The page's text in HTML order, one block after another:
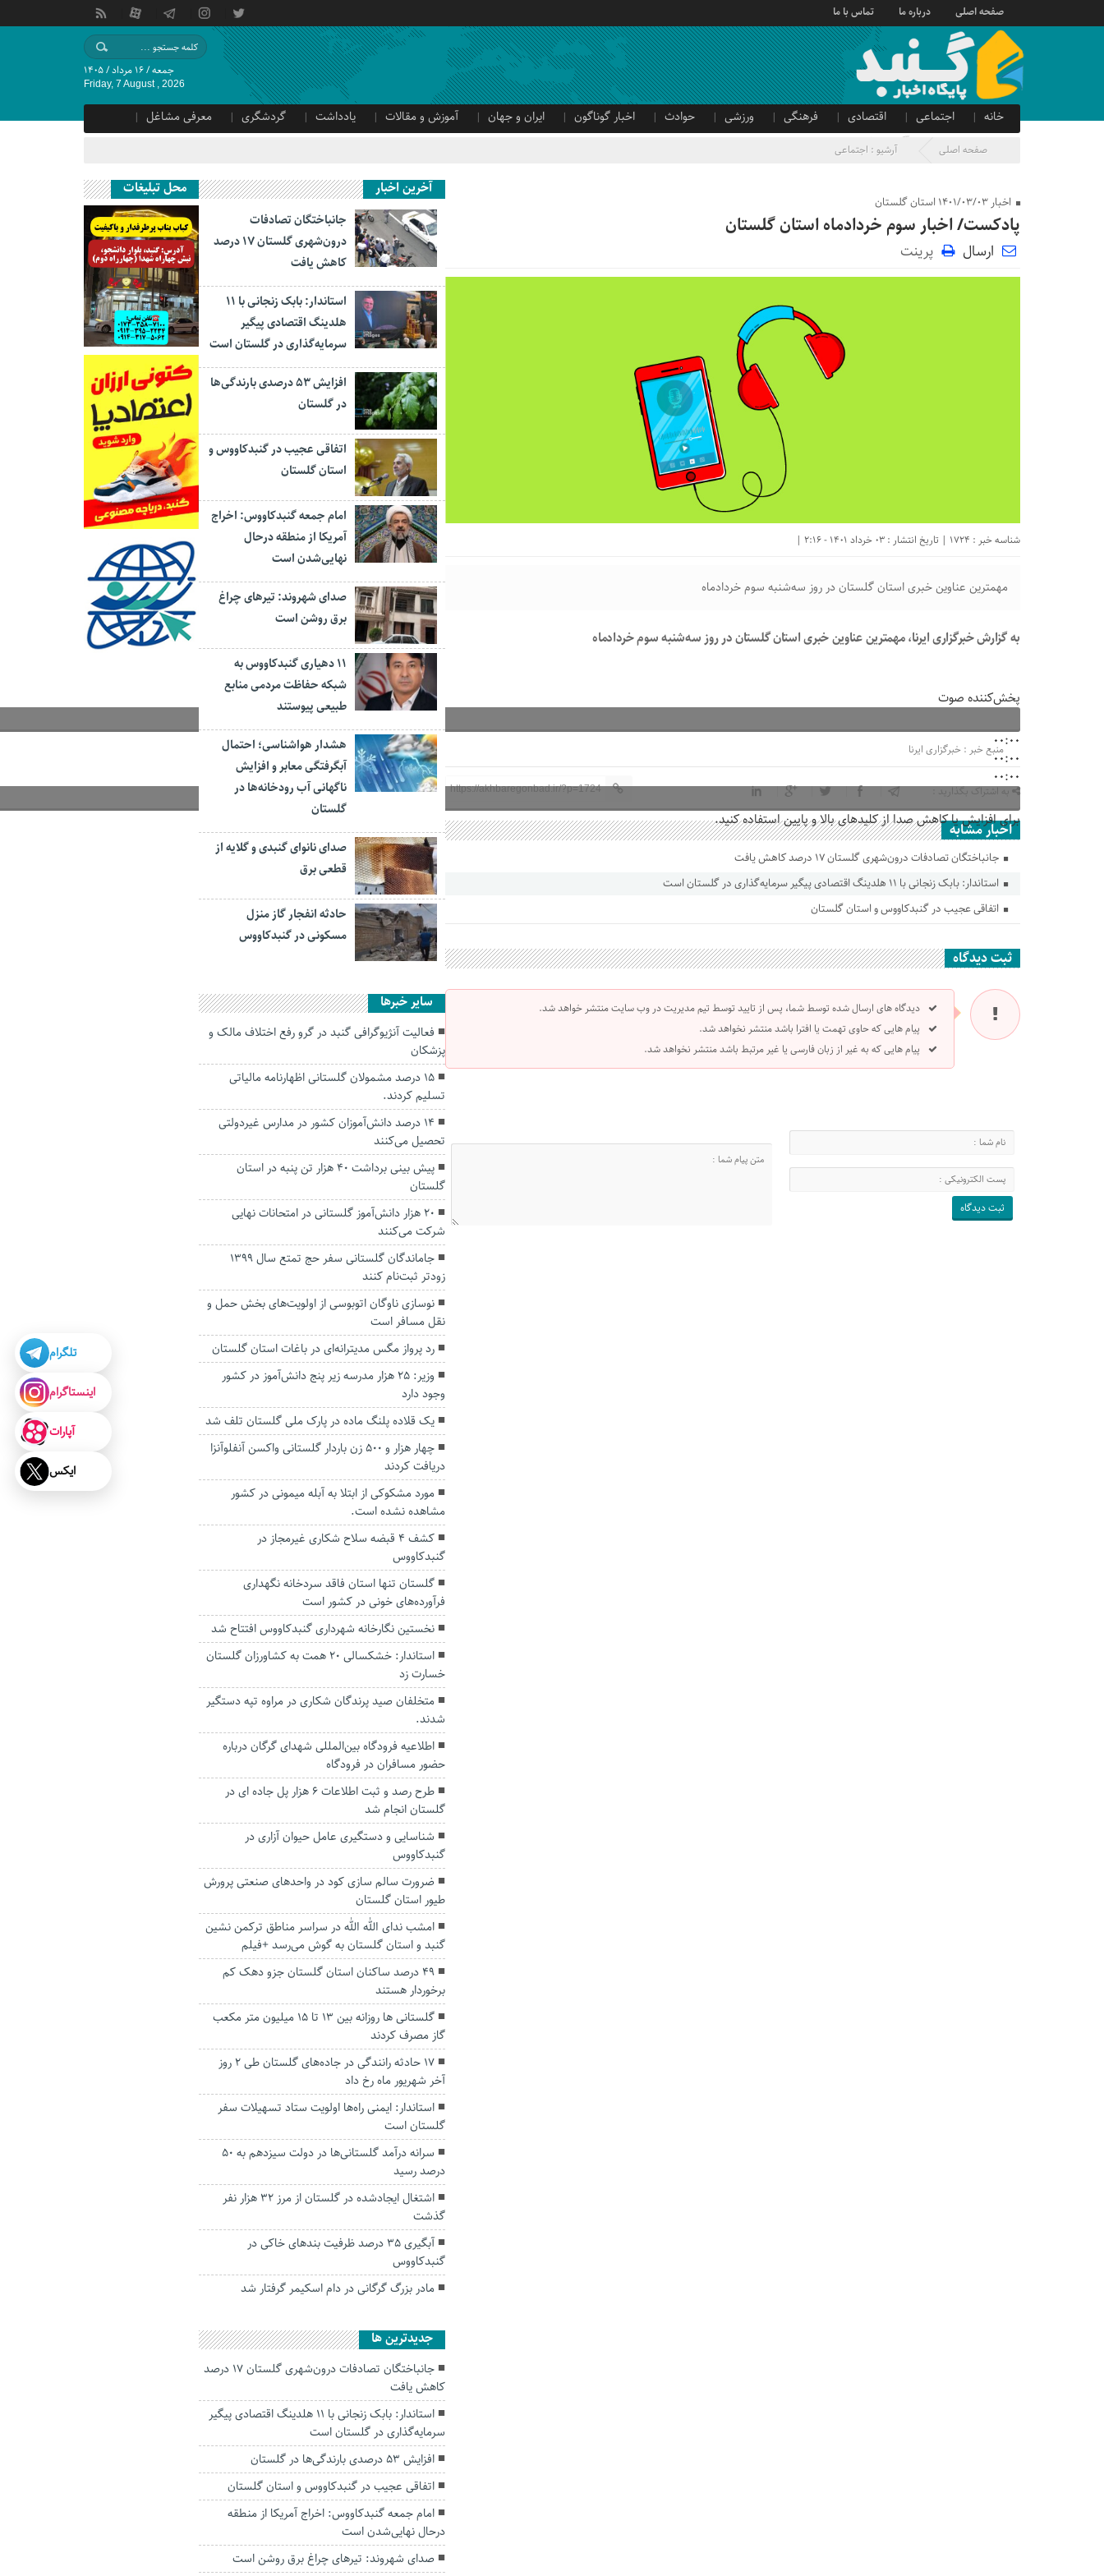
صفحه اصلی درباره ما تماس با ما
جمعه / ۱۶ مرداد / ۱۴۰۵
Friday, 7 August , 2026
خانه اجتماعی اقتصادی فرهنگی ورزشی حوادث اخبار گوناگون ایران و جهان آموزش و مقالات یادداشت گردشگری
معرفی مشاغل
صدای شهروند
آگهی دولتی صفحه اصلی آرشیو : اجتماعی
اخبار 1401/03/03 استان گلستان
پادکست/ اخبار سوم خردادماه استان گلستان
ارسال پرینت
شناسه خبر : 1724 | تاریخ انتشار : 03 خرداد 1401 - 2:16 |
مهمترین عناوین خبری استان گلستان در روز سه‌شنبه سوم خردادماه
به گزارش خبرگزاری ایرنا، مهمترین عناوین خبری استان گلستان در روز سه‌شنبه سوم خردادماه
پخش‌کننده صوت
00:00
00:00
00:00
برای افزایش یا کاهش صدا از کلیدهای بالا و پایین استفاده کنید.
منبع خبر : خبرگزاری ایرنا
به اشتراک بگذارید : https://akhbaregonbad.ir/?p=1724
اخبار مشابه
جانباختگان تصادفات درون‌شهری گلستان ۱۷ درصد کاهش یافت
استاندار: بابک زنجانی با ۱۱ هلدینگ اقتصادی پیگیر سرمایه‌گذاری در گلستان است
اتفاقی عجیب در‌ گنبدکاووس و استان گلستان
ثبت دیدگاه
دیدگاه های ارسال شده توسط شما، پس از تایید توسط تیم مدیریت در وب سایت منتشر خواهد شد.
پیام هایی که حاوی تهمت یا افترا باشد منتشر نخواهد شد.
پیام هایی که به غیر از زبان فارسی یا غیر مرتبط باشد منتشر نخواهد شد.
آخرین اخبار
جانباختگان تصادفات
درون‌شهری گلستان ۱۷ درصد
کاهش یافت
استاندار: بابک زنجانی با ۱۱
هلدینگ اقتصادی پیگیر
سرمایه‌گذاری در گلستان است
افزایش ۵۳ درصدی بارندگی‌ها
در گلستان
اتفاقی عجیب در‌ گنبدکاووس و
استان گلستان
امام جمعه گنبدکاووس: اخراج
آمریکا از منطقه درحال
نهایی‌شدن است
صدای شهروند: تیرهای چراغ
برق روشن است
۱۱ دهیاری گنبدکاووس به
شبکه حفاظت مردمی منابع
طبیعی پیوستند
هشدار هواشناسی؛ احتمال
آبگرفتگی معابر و افزایش
ناگهانی آب رودخانه‌ها در
گلستان
صدای نانوای گنبدی و گلایه از
قطعی برق
حادثه انفجار گاز منزل
مسکونی در گنبدکاووس
سایر خبرها
فعالیت آنژیوگرافی گنبد در گرو رفع اختلاف مالک و
پزشکان
۱۵ درصد مشمولان گلستانی اظهارنامه مالیاتی
تسلیم کردند.
۱۴ درصد دانش‌آموزان کشور در مدارس غیردولتی
تحصیل می‌کنند
پیش بینی برداشت ۴۰ هزار تن پنبه در استان
گلستان
۲۰ هزار دانش‌آموز گلستانی در امتحانات نهایی
شرکت می‌کنند
جاماندگان گلستانی سفر حج تمتع سال ۱۳۹۹
زودتر ثبت‌نام کنند
نوسازی ناوگان اتوبوسی از اولویت‌های بخش حمل و
نقل مسافر است
رد پرواز مگس مدیترانه‌ای در باغات استان گلستان
وزیر: ۲۵ هزار مدرسه زیر پنج دانش‌آموز در کشور
وجود دارد
یک قلاده پلنگ ماده در پارک ملی گلستان تلف شد
چهار هزار و ۵۰۰ زن باردار گلستانی واکسن آنفلوآنزا
دریافت کردند
مورد مشکوکی از ابتلا به آبله میمونی در کشور
مشاهده نشده است.
کشف ۴ قبضه سلاح شکاری غیرمجاز در
گنبدکاووس
گلستان تنها استان فاقد سردخانه نگهداری
فرآورده‌های خونی در کشور است
نخستین نگارخانه شهرداری گنبدکاووس افتتاح شد
استاندار: خشکسالی ۲۰ همت به کشاورزان گلستان
خسارت زد
متخلفان صید پرندگان شکاری در مراوه تپه دستگیر
شدند.
اطلاعیه فرودگاه بین‌المللی شهدای گرگان درباره
حضور مسافران در فرودگاه
طرح رصد و ثبت اطلاعات ۶ هزار پل جاده ای در
گلستان انجام شد
شناسایی و دستگیری عامل حیوان آزاری در
گنبدکاووس
ضرورت سالم سازی کود در واحد‌های صنعتی پرورش
طیور استان گلستان
امشب ندای الله الله در سراسر مناطق ترکمن نشین
گنبد و استان گلستان به گوش می‌رسد +فیلم
۴۹ درصد ساکنان استان گلستان جزو دهک کم
برخوردار هستند
گلستانی ها روزانه بین ۱۳ تا ۱۵ میلیون متر مکعب
گاز مصرف کردند
۱۷ حادثه رانندگی در جاده‌های گلستان طی ۲ روز
آخر شهریور ماه رخ داد
استاندار: ایمنی راه‌ها اولویت ستاد تسهیلات سفر
گلستان است
سرانه درآمد گلستانی‌ها در دولت سیزدهم به ۵۰
درصد رسید
اشتغال ایجادشده در گلستان از مرز ۳۲ هزار نفر
گذشت
آبگیری ۳۵ درصد ظرفیت بند‌های خاکی در
گنبدکاووس
مادر بزرگ گرگانی در دام اسکیمر گرفتار شد
جديدترين ها
جانباختگان تصادفات درون‌شهری گلستان ۱۷ درصد
کاهش یافت
استاندار: بابک زنجانی با ۱۱ هلدینگ اقتصادی پیگیر
سرمایه‌گذاری در گلستان است
افزایش ۵۳ درصدی بارندگی‌ها در گلستان
اتفاقی عجیب در‌ گنبدکاووس و استان گلستان
امام جمعه گنبدکاووس: اخراج آمریکا از منطقه
درحال نهایی‌شدن است
صدای شهروند: تیرهای چراغ برق روشن است
محل تبلیغات
تلگرام
اینستاگرام
آپارات
ایکس